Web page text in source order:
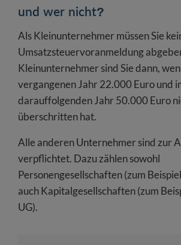
und wer nicht?
Als Kleinunternehmer müssen Sie
Umsatzsteuervoranmeldung
Kleinunternehmer sind Sie dann,
vergangenen Jahr 22.000 Euro und
darauffolgenden Jahr 50.000 Euro
überschritten hat.
Alle anderen Unternehmer sind zur
verpflichtet. Dazu zählen sowohl
Personengesellschaften (zum Beispiel
auch Kapitalgesellschaften (zum
UG).